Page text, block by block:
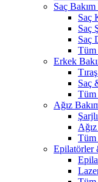
Saç
Saç
Saç
Saç
Tüm
Erkek
Saç
Tüm
Ağız
Tüm
Epilatörler